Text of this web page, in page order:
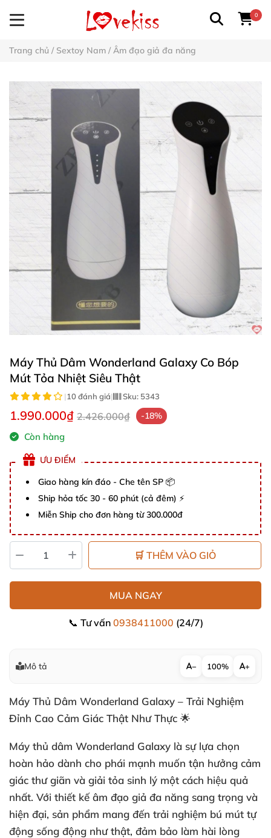
0
Trang chủ / Sextoy Nam / Âm đạo giả đa năng
Máy Thủ Dâm Wonderland Galaxy Co Bóp
Mút Tỏa Nhiệt Siêu Thật
|10 đánh giá| Sku: 5343
1.990.000₫ 2.426.000₫ -18%
Còn hàng
ƯU ĐIỂM
Giao hàng kín đáo - Che tên SP 📦
Ship hỏa tốc 30 - 60 phút (cả đêm) ⚡
Miễn Ship cho đơn hàng từ 300.000đ
🛒 THÊM VÀO GIỎ
MUA NGAY
📞 Tư vấn 0938411000 (24/7)
Mô tả − 100% +
Máy Thủ Dâm Wonderland Galaxy – Trải Nghiệm
Đỉnh Cao Cảm Giác Thật Như Thực 🌟
Máy thủ dâm Wonderland Galaxy là sự lựa chọn
hoàn hảo dành cho phái mạnh muốn tận hưởng cảm
giác thư giãn và giải tỏa sinh lý một cách hiệu quả
nhất. Với thiết kế âm đạo giả đa năng sang trọng và
hiện đại, sản phẩm mang đến trải nghiệm bú mút tự
động sống động như thật, đảm bảo làm hài lòng